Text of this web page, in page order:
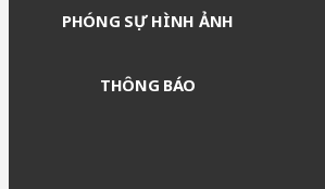
PHÓNG SỰ HÌNH ẢNH
THÔNG BÁO